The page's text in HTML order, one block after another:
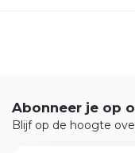
Abonneer je op
Blijf op de hoogte